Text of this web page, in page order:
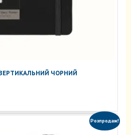
ЧОРНИЙ
Розпродаж!